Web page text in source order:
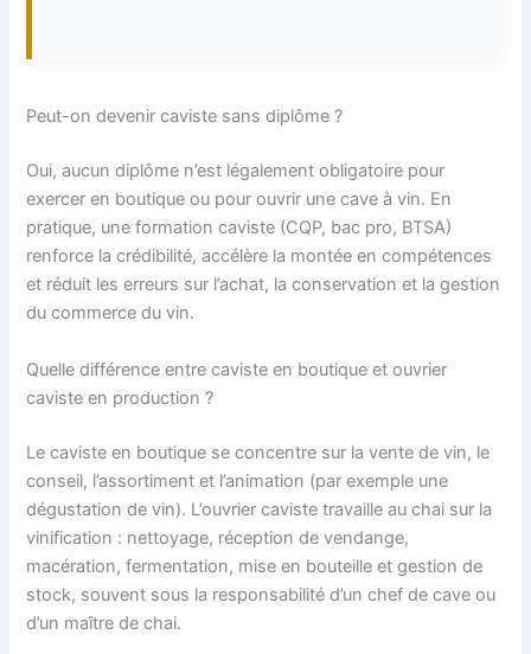
Peut-on devenir caviste sans diplôme ?
Oui, aucun diplôme n’est légalement obligatoire pour
exercer en boutique ou pour ouvrir une cave à vin. En
pratique, une formation caviste (CQP, bac pro, BTSA)
renforce la crédibilité, accélère la montée en compétences
et réduit les erreurs sur l’achat, la conservation et la gestion
du commerce du vin.
Quelle différence entre caviste en boutique et ouvrier
caviste en production ?
Le caviste en boutique se concentre sur la vente de vin, le
conseil, l’assortiment et l’animation (par exemple une
dégustation de vin). L’ouvrier caviste travaille au chai sur la
vinification : nettoyage, réception de vendange,
macération, fermentation, mise en bouteille et gestion de
stock, souvent sous la responsabilité d’un chef de cave ou
d’un maître de chai.